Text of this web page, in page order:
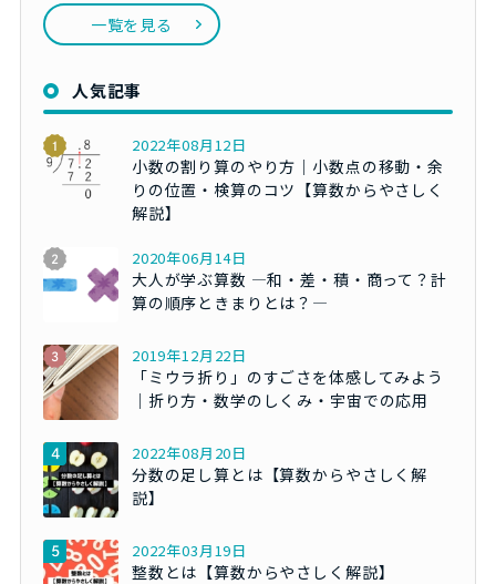
一覧を見る
人気記事
2022年08月12日
小数の割り算のやり方｜小数点の移動・余
りの位置・検算のコツ【算数からやさしく
解説】
2020年06月14日
大人が学ぶ算数 ―和・差・積・商って？計
算の順序ときまりとは？―
2019年12月22日
「ミウラ折り」のすごさを体感してみよう
｜折り方・数学のしくみ・宇宙での応用
2022年08月20日
分数の足し算とは【算数からやさしく解
説】
2022年03月19日
整数とは【算数からやさしく解説】